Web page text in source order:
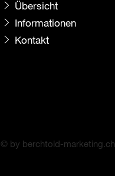
Übersicht
Informationen
Kontakt
© by berchtold-marketing.ch